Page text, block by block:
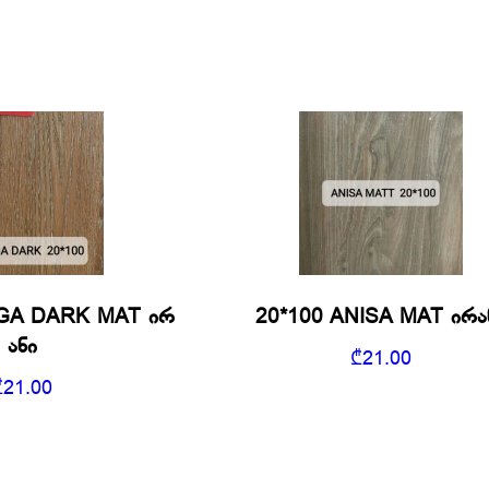
DARK MAT ირ
ანი
21.00
20*100 ANISA MAT
₾21.00